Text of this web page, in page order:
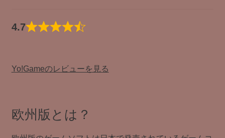
4.7
Yo!Gameのレビューを見る
欧州版とは？